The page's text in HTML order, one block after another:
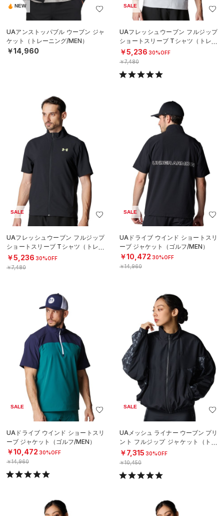
NEW
UAアンストッパブル ウーブン ジャ
ケット（トレーニング/MEN）
￥14,960
SALE
UAフレッシュウーブン フルジップ
ショートスリーブ Tシャツ（トレー
ニング/MEN）
￥5,236 30%OFF
￥7,480
SALE
UAフレッシュウーブン フルジップ
ショートスリーブ Tシャツ（トレー
ニング/MEN）
￥5,236 30%OFF
￥7,480
SALE
UAドライブ ウインド ショートスリ
ーブ ジャケット（ゴルフ/MEN）
￥10,472 30%OFF
￥14,960
SALE
UAドライブ ウインド ショートスリ
ーブ ジャケット（ゴルフ/MEN）
￥10,472 30%OFF
￥14,960
SALE
UAメッシュ ライナー ウーブン プリ
ント フルジップ ジャケット（トレ
ーニング/WOMEN）
￥7,315 30%OFF
￥10,450